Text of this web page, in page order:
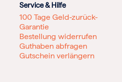
Service & Hilfe
100 Tage Geld-zurück-
Garantie
Bestellung widerrufen
Guthaben abfragen
Gutschein verlängern